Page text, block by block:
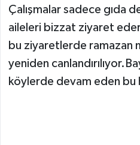
Çalışmalar sadece gıda
aileleri bizzat ziyaret
bu ziyaretlerde ramazan
yeniden
köylerde devam eden bu